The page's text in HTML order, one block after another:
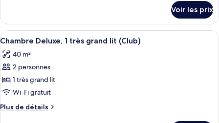
Chambre
Deluxe,
1
très
grand
lit
le
type
de
Chambre
Deluxe,
très
grand
Voir les prix
Afficher
toutes
les
photos
pour
ce
type
de
Une chambre d’hôtel avec un grand
4
Chambre Deluxe, 1 très grand lit (Club)
40 m²
2 personnes
1 très grand lit
Wi-Fi gratuit
Plus de détails
Plus